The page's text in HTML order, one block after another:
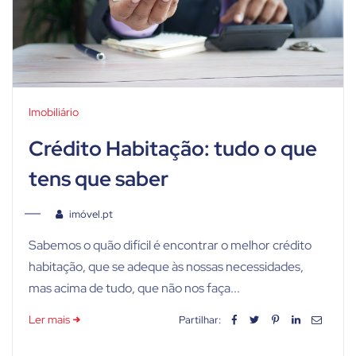
Imobiliário
Crédito Habitação: tudo o que
tens que saber
imóvel.pt
Sabemos o quão difícil é encontrar o melhor crédito
habitação, que se adeque às nossas necessidades,
mas acima de tudo, que não nos faça...
Ler mais Partilhar: